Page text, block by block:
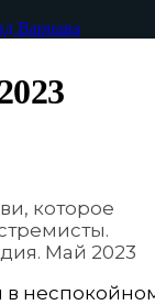
которое
Май 2023
в